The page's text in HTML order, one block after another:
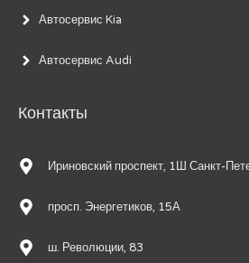
Автосервис Kia
Автосервис Audi
Контакты
Ириновский проспект, 1Ш Санкт-
просп. Энергетиков, 15А
ш. Революции, 83